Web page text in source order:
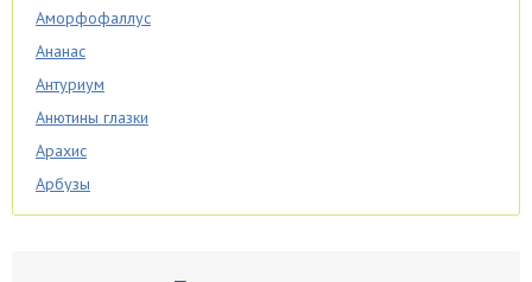
Аморфофаллус
Ананас
Антуриум
Анютины глазки
Арахис
Арбузы
Аспарагус